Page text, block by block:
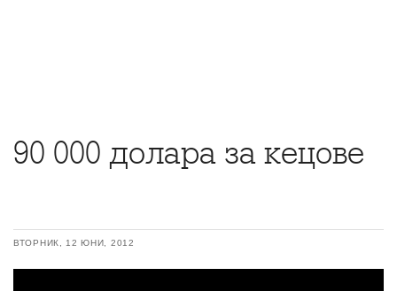
90 000 долара за кецове
ВТОРНИК, 12 ЮНИ, 2012